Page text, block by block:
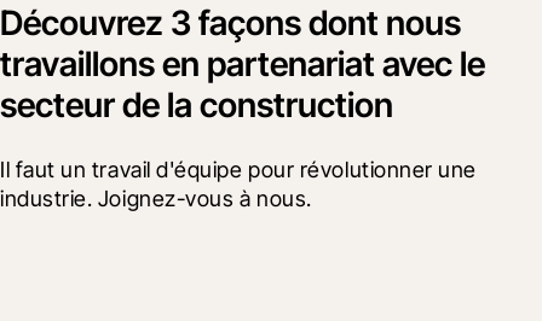
Découvrez 3 façons dont nous
travaillons en partenariat avec le
secteur de la construction
Il faut un travail d'équipe pour révolutionner une
industrie. Joignez-vous à nous.